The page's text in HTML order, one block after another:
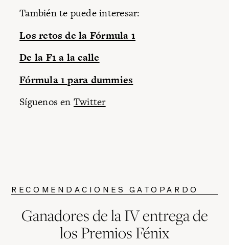
También te puede interesar:
Los retos de la Fórmula 1
De la F1 a la calle
Fórmula 1 para dummies
Síguenos en Twitter
RECOMENDACIONES GATOPARDO
Ganadores de la IV entrega de
los Premios Fénix